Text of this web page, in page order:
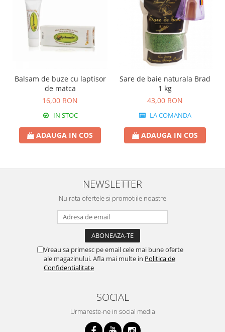
Balsam de buze cu laptisor
de matca
16,00 RON
IN STOC
ADAUGA IN COS
Sare de baie naturala Brad
1 kg
43,00 RON
LA COMANDA
ADAUGA IN COS
NEWSLETTER
Nu rata ofertele si promotiile noastre
Vreau sa primesc pe email cele mai bune oferte
ale magazinului. Afla mai multe in Politica de
Confidentialitate
SOCIAL
Urmareste-ne in social media